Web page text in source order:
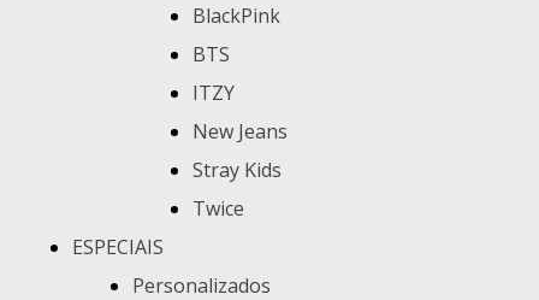
BlackPink
BTS
ITZY
New Jeans
Stray Kids
Twice
ESPECIAIS
Personalizados